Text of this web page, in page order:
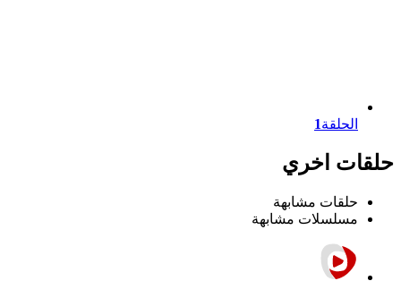
الحلقة1
حلقات اخري
حلقات مشابهة
مسلسلات مشابهة